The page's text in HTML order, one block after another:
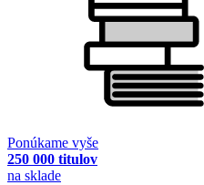
Ponúkame vyše
250 000 titulov
na sklade